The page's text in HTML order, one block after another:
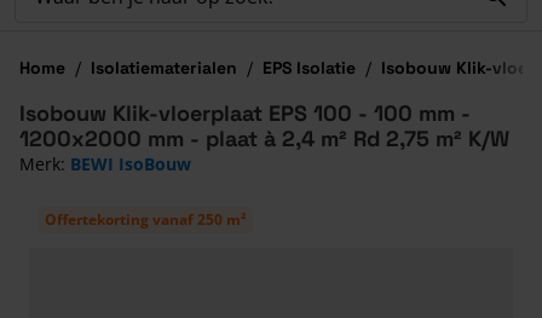
Home / Isolatiematerialen / EPS Isolatie / Isobouw Klik-
Offertekorting vanaf 250 m²
Isobouw Klik-vloerplaat EPS 100 - 100 mm -
1200x2000 mm - plaat à 2,4 m² Rd 2,75 m² K/W
Merk: BEWI IsoBouw